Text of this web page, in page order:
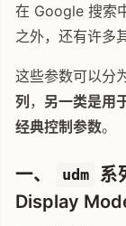
在 Google 搜索
之外，还有许多
这些参数可以分
列， 另一类是用
经典控制参数。
一、 udm
系
Display